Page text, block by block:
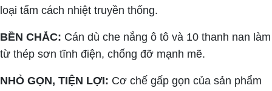
loại tấm cách nhiệt truyền thống.
BỀN CHẮC: Cán dù che nắng ô tô và 10 thanh nan làm
từ thép sơn tĩnh điện, chống đỡ mạnh mẽ.
NHỎ GỌN, TIỆN LỢI: Cơ chế gấp gọn của sản phẩm